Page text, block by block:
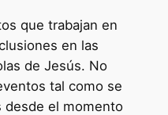
que trabajan en
en las
de Jesús. No
tal como se
desde el momento